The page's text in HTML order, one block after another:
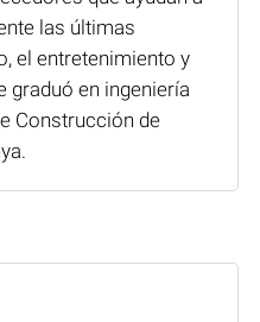
las últimas
el entretenimiento y
graduó en ingeniería
Construcción de